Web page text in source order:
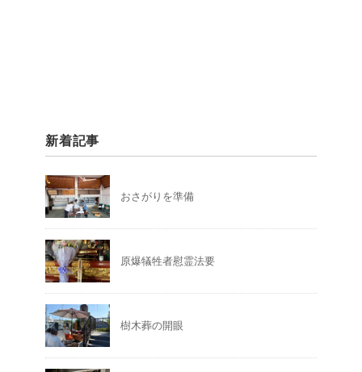
新着記事
おさがりを準備
原爆犠牲者慰霊法要
樹木葬の開眼